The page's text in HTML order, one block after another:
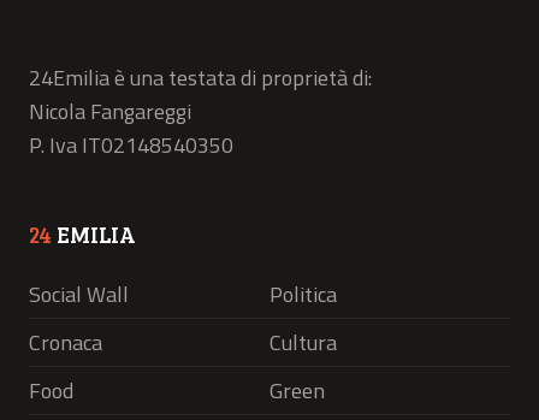
24Emilia è una testata di proprietà di:
Nicola Fangareggi
P. Iva IT02148540350
24 EMILIA
Social Wall
Politica
Cronaca
Cultura
Food
Green